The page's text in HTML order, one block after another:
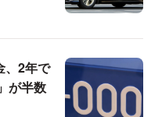
、2年で
が半数